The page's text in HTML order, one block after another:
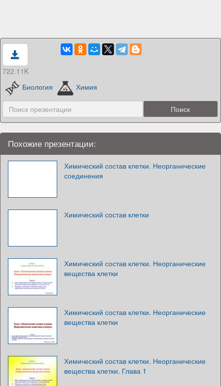
722.11K
Биология
Химия
Похожие презентации:
Химический состав клетки. Неорганические
соединения
Химический состав клетки
Химический состав клетки. Неорганические
вещества клетки
Химический состав клетки. Неорганические
вещества клетки
Химический состав клетки. Неорганические
вещества клетки. Глава 1